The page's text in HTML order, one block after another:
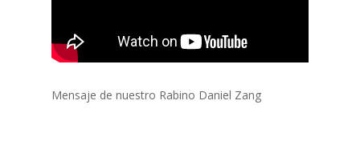
Mensaje de nuestro Rabino Daniel Zang